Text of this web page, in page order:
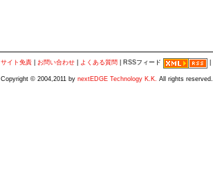
サイト免責| お問い合わせ| よくある質問 | RSSフィード
Copyright © 2004,2011 by nextEDGE Technology K.K. All rights reserved.